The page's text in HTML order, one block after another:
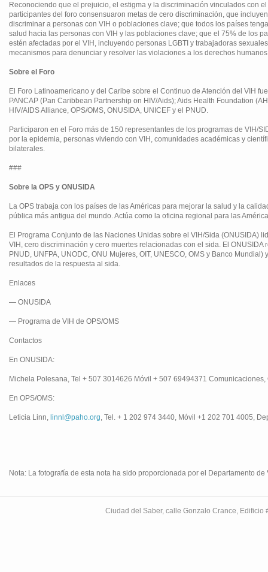
Reconociendo que el prejuicio, el estigma y la discriminación vinculados con
participantes del foro consensuaron metas de cero discriminación, que
discriminar a personas con VIH o poblaciones clave; que todos los países
salud hacia las personas con VIH y las poblaciones clave; que el 75% de los
estén afectadas por el VIH, incluyendo personas LGBTI y trabajadoras
mecanismos para denunciar y resolver las violaciones a los derechos
Sobre el Foro
El Foro Latinoamericano y del Caribe sobre el Continuo de Atención del VIH
PANCAP (Pan Caribbean Partnership on HIV/Aids); Aids Health Foundation
HIV/AIDS Alliance, OPS/OMS, ONUSIDA, UNICEF y el PNUD.
Participaron en el Foro más de 150 representantes de los programas de VIH/
por la epidemia, personas viviendo con VIH, comunidades académicas y
bilaterales.
###
Sobre la OPS y ONUSIDA
La OPS trabaja con los países de las Américas para mejorar la salud y la
pública más antigua del mundo. Actúa como la oficina regional para las
El Programa Conjunto de las Naciones Unidas sobre el VIH/Sida (ONUSIDA)
VIH, cero discriminación y cero muertes relacionadas con el sida. El
PNUD, UNFPA, UNODC, ONU Mujeres, OIT, UNESCO, OMS y Banco
resultados de la respuesta al sida.
Enlaces
— ONUSIDA
— Programa de VIH de OPS/OMS
Contactos
En ONUSIDA:
Michela Polesana, Tel + 507 3014626 Móvil + 507 69494371
En OPS/OMS:
Leticia Linn, linnl@paho.org, Tel. + 1 202 974 3440, Móvil +1 202 701 4005,
Nota: La fotografía de esta nota ha sido proporcionada por el Departamento
Ciudad del Saber, calle Gonzalo Crance,